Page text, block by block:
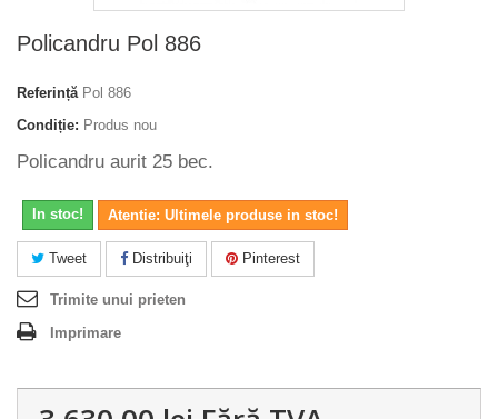
Policandru Pol 886
Referință Pol 886
Condiție: Produs nou
Policandru aurit 25 bec.
In stoc! Atentie: Ultimele produse in stoc!
Tweet Distribuiţi Pinterest
Trimite unui prieten
Imprimare